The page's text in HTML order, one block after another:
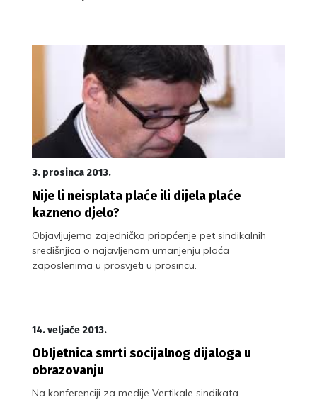
3. prosinca 2013.
Nije li neisplata plaće ili dijela plaće
kazneno djelo?
Objavljujemo zajedničko priopćenje pet sindikalnih
središnjica o najavljenom umanjenju plaća
zaposlenima u prosvjeti u prosincu.
14. veljače 2013.
Obljetnica smrti socijalnog dijaloga u
obrazovanju
Na konferenciji za medije Vertikale sindikata